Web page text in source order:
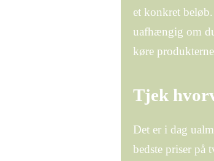
et konkret
uafhængig om
køre
Tjek
Det er i dag
bedste priser på